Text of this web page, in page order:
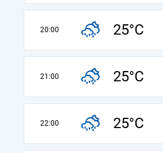
20:00 25°C
21:00 25°C
22:00 25°C